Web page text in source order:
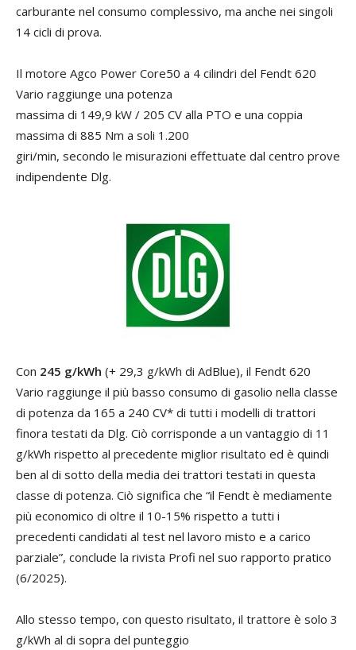
carburante nel consumo complessivo, ma anche nei singoli
14 cicli di prova.
Il motore Agco Power Core50 a 4 cilindri del Fendt 620
Vario raggiunge una potenza
massima di 149,9 kW / 205 CV alla PTO e una coppia
massima di 885 Nm a soli 1.200
giri/min, secondo le misurazioni effettuate dal centro prove
indipendente Dlg.
Con 245 g/kWh (+ 29,3 g/kWh di AdBlue), il Fendt 620
Vario raggiunge il più basso consumo di gasolio nella classe
di potenza da 165 a 240 CV* di tutti i modelli di trattori
finora testati da Dlg. Ciò corrisponde a un vantaggio di 11
g/kWh rispetto al precedente miglior risultato ed è quindi
ben al di sotto della media dei trattori testati in questa
classe di potenza. Ciò significa che “il Fendt è mediamente
più economico di oltre il 10-15% rispetto a tutti i
precedenti candidati al test nel lavoro misto e a carico
parziale”, conclude la rivista Profi nel suo rapporto pratico
(6/2025).
Allo stesso tempo, con questo risultato, il trattore è solo 3
g/kWh al di sopra del punteggio